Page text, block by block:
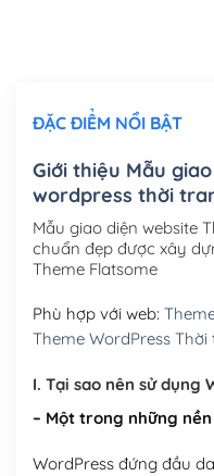
Mua thêm Host + Tên
Tên miền quốc tế
Tên miền Việt
Hosting 2GB SSD
Hosting 5GB SSD
Hosting 8GB SSD
ĐẶC ĐIỂM NỔI BẬT
Giới thiệu Mẫu
wordpress thời
Mẫu giao diện website
chuẩn đẹp được xây
Theme Flatsome
Phù hợp với web:
Theme WordPress
I. Tại sao nên sử dụng
– Một trong những
WordPress đứng đầu